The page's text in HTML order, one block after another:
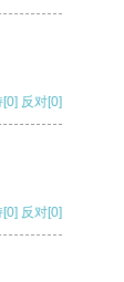
[0] 反对[0]
[0] 反对[0]